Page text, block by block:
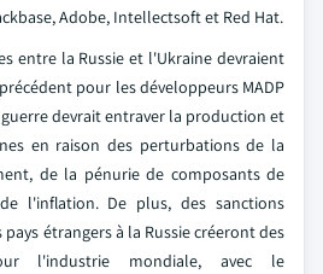
Adobe, Intellectsoft et Red Hat.
entre la Russie et l'Ukraine devraient
pour les développeurs MADP
devrait entraver la production et
en raison des perturbations de la
de la pénurie de composants de
l'inflation. De plus, des sanctions
étrangers à la Russie créeront des
l'industrie mondiale, avec le